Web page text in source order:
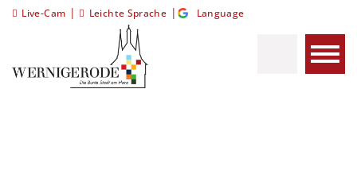
Live-Cam | Leichte Sprache | Language